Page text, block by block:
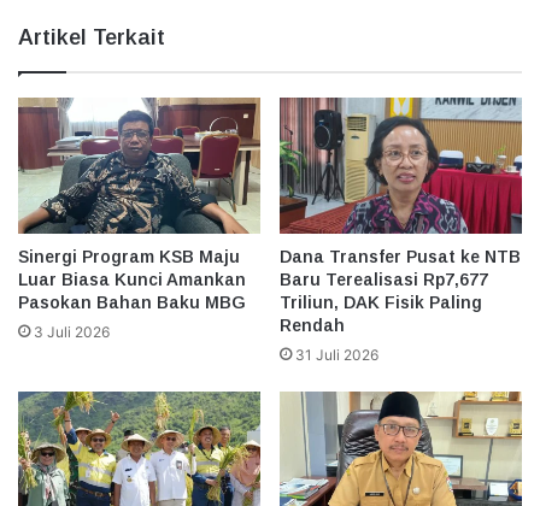
Artikel Terkait
Sinergi Program KSB Maju
Luar Biasa Kunci Amankan
Pasokan Bahan Baku MBG
3 Juli 2026
Dana Transfer Pusat ke NTB
Baru Terealisasi Rp7,677
Triliun, DAK Fisik Paling
Rendah
31 Juli 2026